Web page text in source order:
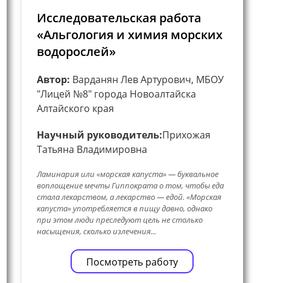
Исследовательская работа
«Альгология и химия морских
водорослей»
Автор: Варданян Лев Артурович, МБОУ
"Лицей №8" города Новоалтайска
Алтайского края
Научный руководитель:Прихожая
Татьяна Владимировна
Ламинария или «морская капуста» — буквальное
воплощение мечты Гиппократа о том, чтобы еда
стала лекарством, а лекарство — едой. «Морская
капуста» употребляется в пищу давно, однако
при этом люди преследуют цель не столько
насыщения, сколько излечения...
Посмотреть работу